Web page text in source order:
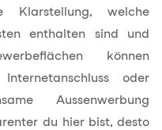
welche
enthalten sind und
können
oder
Aussenwerbung
du hier bist, desto